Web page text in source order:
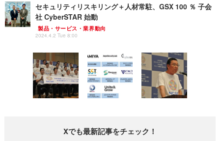
セキュリティリスキリング＋人材常駐、GSX 100 ％ 子会
社 CyberSTAR 始動
製品・サービス・業界動向
2024.4.2 Tue 8:00
Xでも最新記事をチェック！